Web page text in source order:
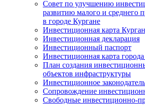
Совет по улучшению
развитию малого и среднего
в городе Кургане
Инвестиционная карта
Инвестиционная декларация
Инвестиционный паспорт
Инвестиционная карта
План создания
объектов инфраструктуры
Инвестиционное
Сопровождение
Свободные инвестиционно-